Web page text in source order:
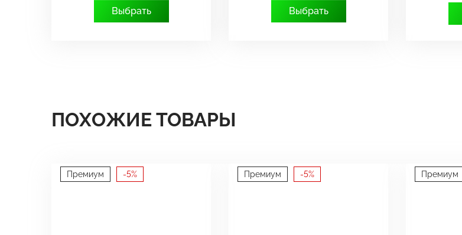
Выбрать Выбрать
ПОХОЖИЕ ТОВАРЫ
Премиум -5% Премиум -5% Премиум